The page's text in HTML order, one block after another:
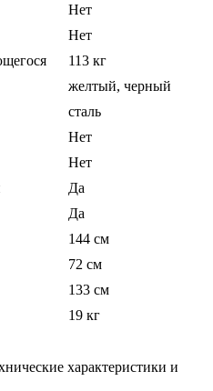
Нет
Нет
113 кг
желтый, черный
сталь
Нет
Нет
Да
Да
144 см
72 см
133 см
19 кг
характеристики и